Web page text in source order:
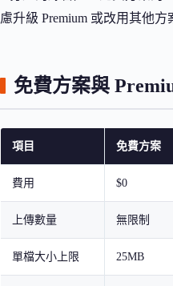
慮升級 Premium 或改用其他方
免費方案與
項目 免費方案
費用 $0
上傳數量 無限制
單檔大小上限 25MB